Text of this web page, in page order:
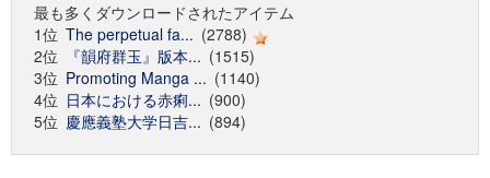
最も多くダウンロードされたアイテム
1位 The perpetual fa... (2788)
2位
『韻府群玉』版本... (1515)
3位 Promoting Manga ... (1140)
4位 日本における赤痢... (900)
5位 慶應義塾大学日吉... (894)